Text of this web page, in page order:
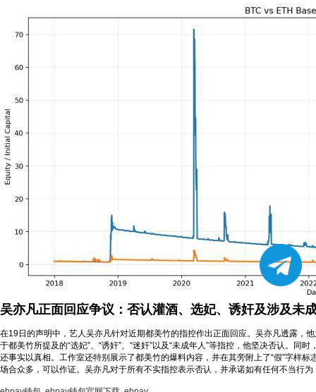
吴亦凡正面回应争议：否认灌酒、选妃、诱奸及涉及未
在19日的声明中，艺人吴亦凡针对近期都美竹的指控作出正面回应。吴亦凡透露，
于都美竹所提及的“选妃”、“诱奸”、“迷奸”以及“未成年人”等指控，他坚决否认。
还事实以真相。工作室还特别展示了都美竹的爆料内容，并在其旁附上了“假”字样
场合众多，可以作证。吴亦凡对于所有不实指控表示否认，并承诺如有任何不当行